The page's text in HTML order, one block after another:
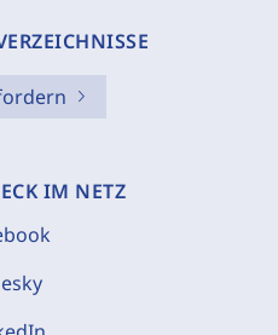
IM NETZ